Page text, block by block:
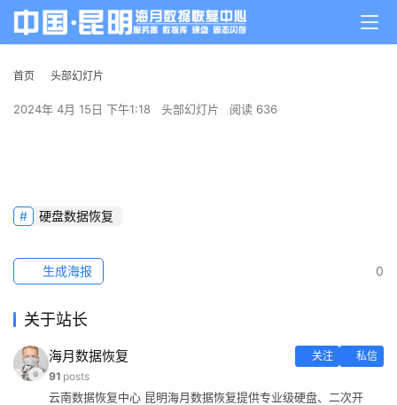
首页 头部幻灯片
2024年 4月 15日 下午1:18 头部幻灯片 阅读 636
硬盘数据恢复
0
生成海报
关于站长
海月数据恢复 关注
私信
91 posts
云南数据恢复中心 昆明海月数据恢复提供专业级硬盘、二次开